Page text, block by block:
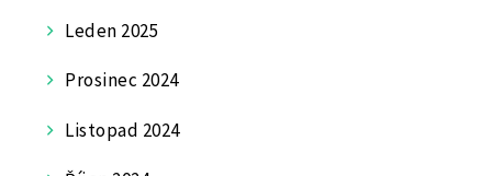
Leden 2025
Prosinec 2024
Listopad 2024